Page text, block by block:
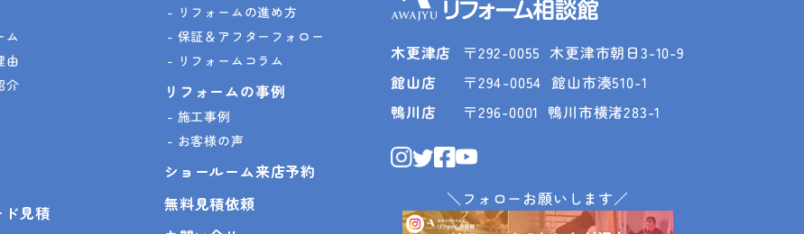
ム
由
介
ド見積
リフォームの進め方
保証＆アフターフォロー
リフォームコラム
リフォームの事例
施工事例
お客様の声
ショールーム来店予約
無料見積依頼
木更津店 〒292-0055 木更津市朝日3-10-9
館山店 〒294-0054 館山市湊510-1
鴨川店 〒296-0001 鴨川市横渚283-1
＼フォローお願いします／